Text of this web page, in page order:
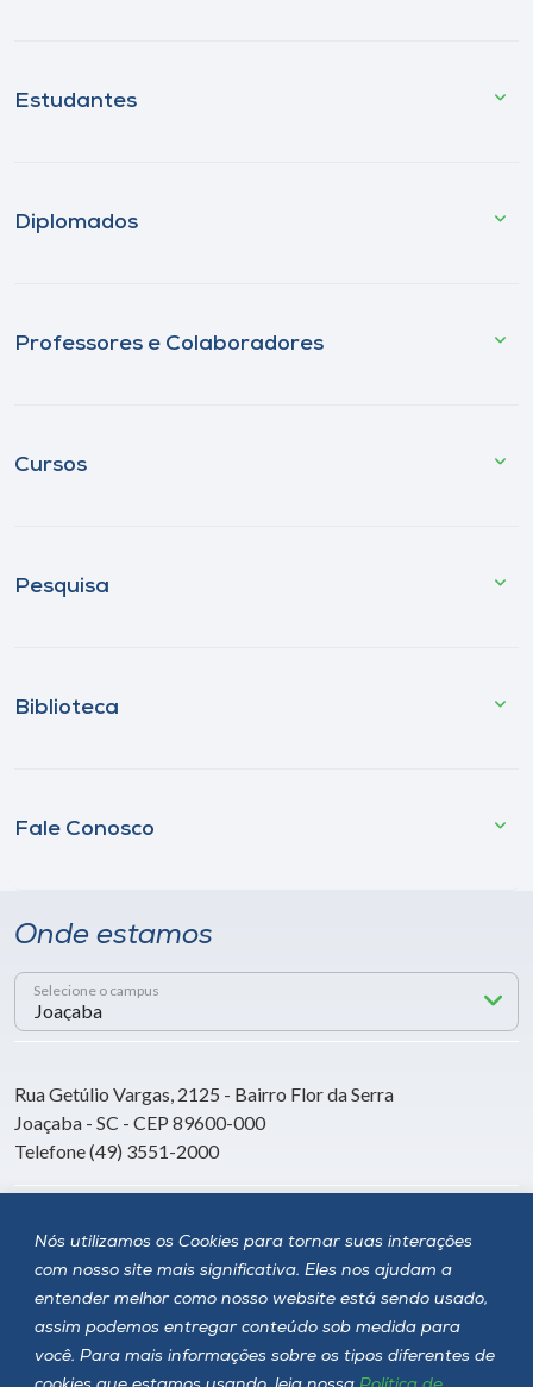
Nós utilizamos os Cookies para tornar suas interações
com nosso site mais significativa. Eles nos ajudam a
entender melhor como nosso website está sendo usado,
assim podemos entregar conteúdo sob medida para
você. Para mais informações sobre os tipos diferentes de
Estudantes
Diplomados
Professores e Colaboradores
Cursos
Pesquisa
Biblioteca
Fale Conosco
Onde estamos
Selecione o campus
Rua Getúlio Vargas, 2125 - Bairro Flor da Serra
Joaçaba - SC - CEP 89600-000
Telefone (49) 3551-2000
Siga a Unoesc